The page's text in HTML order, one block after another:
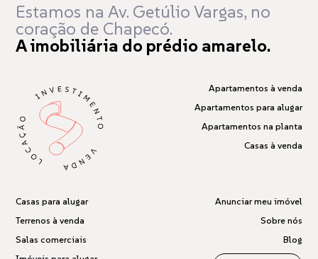
Estamos na Av. Getúlio Vargas, no
coração de Chapecó.
A imobiliária do prédio amarelo.
Apartamentos à venda
Apartamentos para alugar
Apartamentos na planta
Casas à venda
Casas para alugar
Terrenos à venda
Salas comerciais
Anunciar meu imóvel
Sobre nós
Blog